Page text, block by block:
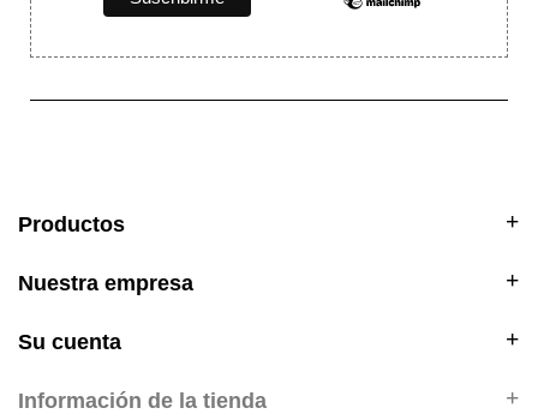
Productos
Nuestra empresa
Su cuenta
Información de la tienda